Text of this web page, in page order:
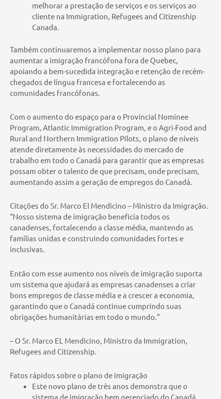
melhorar a prestação de serviços e os serviços ao
cliente na Immigration, Refugees and Citizenship
Canada.
Também continuaremos a implementar nosso plano para
aumentar a imigração francófona fora de Quebec,
apoiando a bem-sucedida integração e retenção de recém-
chegados de língua francesa e fortalecendo as
comunidades francófonas.
Com o aumento do espaço para o Provincial Nominee
Program, Atlantic Immigration Program, e o Agri-Food and
Rural and Northern Immigration Pilots, o plano de níveis
atende diretamente às necessidades do mercado de
trabalho em todo o Canadá para garantir que as empresas
possam obter o talento de que precisam, onde precisam,
aumentando assim a geração de empregos do Canadá.
Citações do Sr. Marco El Mendicino – Ministro da Imigração.
“Nosso sistema de imigração beneficia todos os
canadenses, fortalecendo a classe média, mantendo as
famílias unidas e construindo comunidades fortes e
inclusivas.
Então com esse aumento nos níveis de imigração suporta
um sistema que ajudará as empresas canadenses a criar
bons empregos de classe média e a crescer a economia,
garantindo que o Canadá continue cumprindo suas
obrigações humanitárias em todo o mundo.”
– O Sr. Marco EL Mendicino, Ministro da Immigration,
Refugees and Citizenship.
Fatos rápidos sobre o plano de imigração
Este novo plano de três anos demonstra que o
sistema de imigração bem gerenciado do Canadá